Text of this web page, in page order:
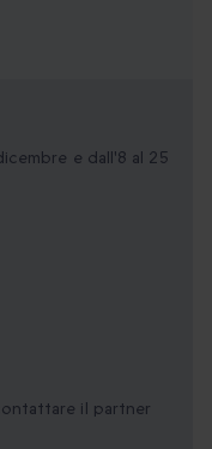
e dall'8 al 25
il partner